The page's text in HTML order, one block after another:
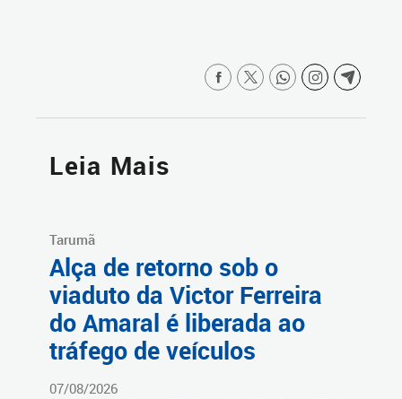
Leia Mais
Tarumã
Alça de retorno sob o
viaduto da Victor Ferreira
do Amaral é liberada ao
tráfego de veículos
07/08/2026